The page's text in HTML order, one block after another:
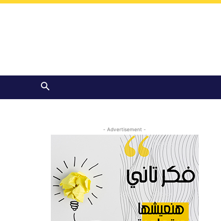
- Advertisement -